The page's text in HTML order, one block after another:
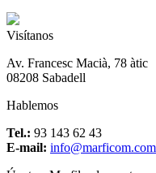
Visítanos
Av. Francesc Macià, 78 àtic
08208 Sabadell
Hablemos
Tel.: 93 143 62 43
E-mail: info@marficom.com